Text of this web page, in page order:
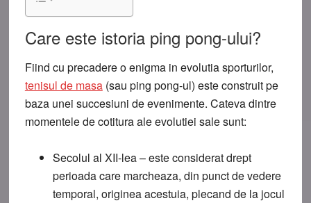
Care este istoria ping pong-ului?
Fiind cu precadere o enigma in evolutia sporturilor,
tenisul de masa(sau ping pong-ul) este construit pe
baza unei succesiuni de evenimente. Cateva dintre
momentele de cotitura ale evolutiei sale sunt:
Secolul al XII-lea– este considerat drept
perioada care marcheaza, din punct de vedere
temporal, originea acestuia, plecand de la jocul